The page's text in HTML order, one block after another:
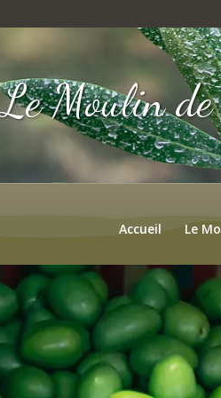
Le Moulin
Accueil Le